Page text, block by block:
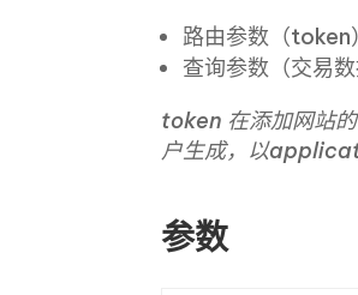
路由参数（token）
查询参数（交易数
token 在添加网站
户生成，以
参数